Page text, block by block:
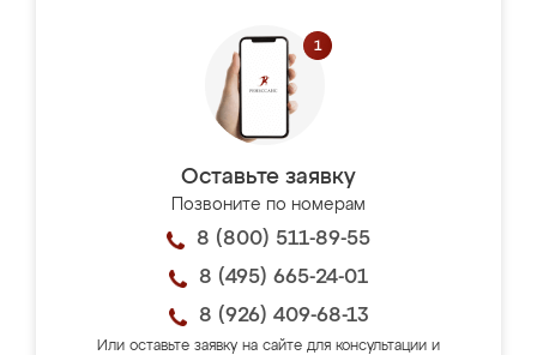
Оставьте заявку
Позвоните по номерам
8 (800) 511-89-55
8 (495) 665-24-01
8 (926) 409-68-13
Или оставьте заявку на сайте для консультации и